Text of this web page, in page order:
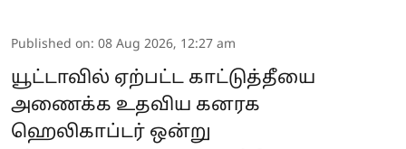
Published on: 08 Aug 2026, 12:27 am
யூட்டாவில் ஏற்பட்ட காட்டுத்தீயை
அணைக்க உதவிய கனரக
ஹெலிகாப்டர் ஒன்று